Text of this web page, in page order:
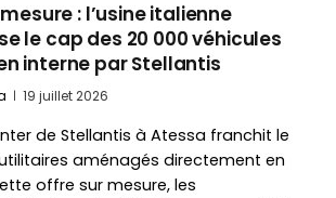
: l’usine italienne
le cap des 20 000 véhicules
interne par Stellantis
19 juillet 2026
de Stellantis à Atessa franchit le
aménagés directement en
offre sur mesure, les